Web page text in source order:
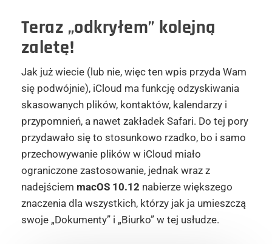
Teraz „odkryłem” kolejną
zaletę!
Jak już wiecie (lub nie, więc ten wpis przyda Wam
się podwójnie), iCloud ma funkcję odzyskiwania
skasowanych plików, kontaktów, kalendarzy i
przypomnień, a nawet zakładek Safari. Do tej pory
przydawało się to stosunkowo rzadko, bo i samo
przechowywanie plików w iCloud miało
ograniczone zastosowanie, jednak wraz z
nadejściem macOS 10.12 nabierze większego
znaczenia dla wszystkich, którzy jak ja umieszczą
swoje „Dokumenty” i „Biurko” w tej usłudze.